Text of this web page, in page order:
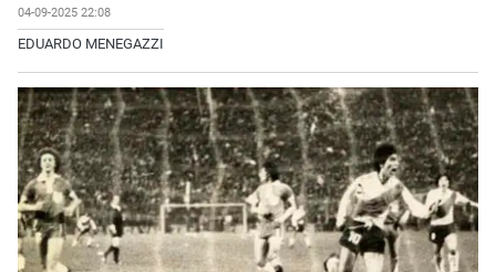
04-09-2025 22:08
EDUARDO MENEGAZZI